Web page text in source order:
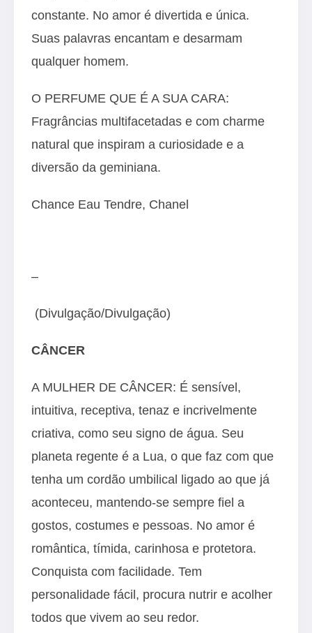
constante. No amor é divertida e única.
Suas palavras encantam e desarmam
qualquer homem.
O PERFUME QUE É A SUA CARA:
Fragrâncias multifacetadas e com charme
natural que inspiram a curiosidade e a
diversão da geminiana.
Chance Eau Tendre, Chanel
–
(Divulgação/Divulgação)
CÂNCER
A MULHER DE CÂNCER: É sensível,
intuitiva, receptiva, tenaz e incrivelmente
criativa, como seu signo de água. Seu
planeta regente é a Lua, o que faz com que
tenha um cordão umbilical ligado ao que já
aconteceu, mantendo-se sempre fiel a
gostos, costumes e pessoas. No amor é
romântica, tímida, carinhosa e protetora.
Conquista com facilidade. Tem
personalidade fácil, procura nutrir e acolher
todos que vivem ao seu redor.